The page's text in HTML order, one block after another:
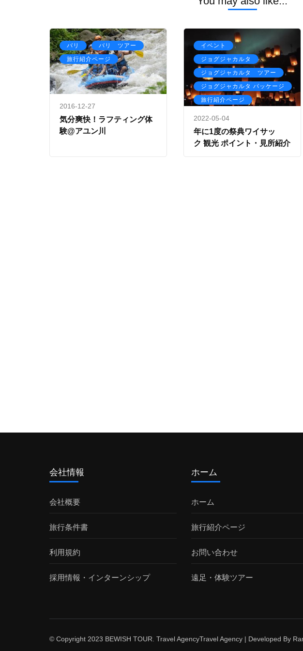
バリ , バリ ツアー ,
旅行紹介ページ
2016-12-27
気分爽快！ラフティング体
験@アユン川
イベント ,
ジョグジャカルタ ,
ジョグジャカルタ ツアー ,
ジョグジャカルタ パッケージ ,
旅行紹介ページ
2022-05-04
年に1度の祭典ワイサッ
ク 観光 ポイント・見所紹介
会社情報
会社概要
旅行条件書
利用規約
採用情報・インターンシップ
ホーム
ホーム
旅行紹介ページ
お問い合わせ
遠足・体験ツアー
© Copyright 2023 BEWISH TOUR. Travel AgencyTravel Agency | Developed By